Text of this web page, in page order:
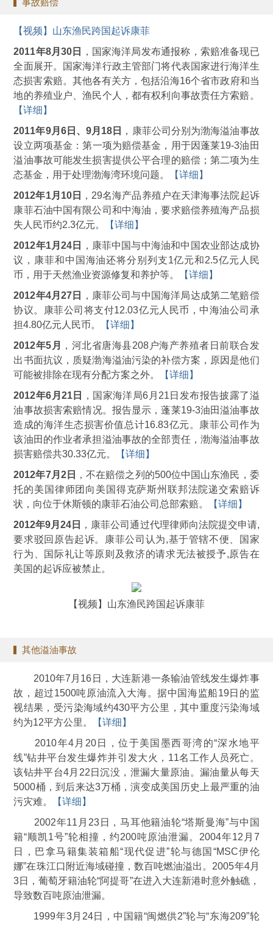
事故赔偿
【视频】山东渔民跨国起诉康菲
2011年8月30日
，国家海洋局发布通报称，索赔准备现已
全面展开。国家海洋行政主管部门将代表国家进行海洋生
态损害索赔。其他各有关方，包括沿海16个省市政府和当
地的养殖业户、渔民个人，都有权利向事故责任方索赔。
【详细】
2011年9月6日、9月18日
，康菲公司分别为渤海溢油事故
设立两项基金：第一项为赔偿基金，用于因蓬莱19-3油田
溢油事故可能发生损害提供公平合理的赔偿；第二项为生
态基金，用于处理渤海湾环境问题。
【详细】
2012年1月10日
，29名海产品养殖户在天津海事法院起诉
康菲石油中国有限公司和中海油，要求赔偿养殖海产品损
失人民币约2.3亿元。
【详细】
2012年1月24日
，康菲中国与中海油和中国农业部达成协
议，康菲和中国海油还将分别列支1亿元和2.5亿元人民
币，用于天然渔业资源修复和养护等。
【详细】
2012年4月27日
，康菲公司与中国海洋局达成第二笔赔偿
协议。康菲公司将支付12.03亿元人民币，中海油公司承
担4.80亿元人民币。
【详细】
2012年5月
，河北省唐海县208户海产养殖者日前联合发
出书面抗议，质疑渤海溢油污染的补偿方案，原因是他们
可能被排除在现有分配方案之外。
【详细】
2012年6月21日
，国家海洋局6月21日发布报告披露了溢
油事故损害索赔情况。报告显示，蓬莱19-3油田溢油事故
造成的海洋生态损害价值总计16.83亿元。康菲公司作为
该油田的作业者承担溢油事故的全部责任，渤海溢油事故
损害赔偿共30.33亿元。
【详细】
2012年7月2日
，不在赔偿之列的500位中国山东渔民，委
托的美国律师团向美国得克萨斯州联邦法院递交索赔诉
状，向位于休斯顿的康菲石油公司总部索赔。
【详细】
2012年9月24日
，康菲公司通过代理律师向法院提交申请,
要求驳回原告起诉。康菲公司认为,基于管辖不便、国家
行为、国际礼让等原则及救济的请求无法被授予,原告在
美国的起诉应被禁止。
【视频】山东渔民跨国起诉康菲
其他溢油事故
2010年7月16日，大连新港一条输油管线发生爆炸事
故，超过1500吨原油流入大海。据中国海监船19日的监
视结果，受污染海域约430平方公里，其中重度污染海域
约为12平方公里。
【详细】
2010年4月20日，位于美国墨西哥湾的“深水地平
线”钻井平台发生爆炸并引发大火，11名工作人员死亡。
该钻井平台4月22日沉没，泄漏大量原油。漏油量从每天
5000桶，到后来达3万桶，演变成美国历史上最严重的油
污灾难。
【详细】
2002年11月23日，马耳他籍油轮“塔斯曼海”与中国
籍“顺凯1号”轮相撞，约200吨原油泄漏。2004年12月7
日，巴拿马籍集装箱船“现代促进”轮与德国“MSC伊伦
娜”在珠江口附近海域碰撞，数百吨燃油溢出。2005年4月
3日，葡萄牙籍油轮“阿提哥”在进入大连新港时意外触礁，
导致数百吨原油泄漏。
1999年3月24日，中国籍“闽燃供2”轮与“东海209”轮